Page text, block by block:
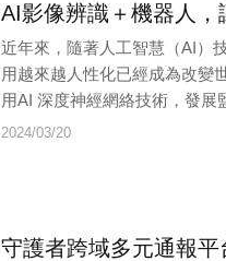
AI影像辨識＋機器人
近年來，隨著人工智慧（AI）
用越來越人性化已經成為改變
用AI 深度神經網絡技術，發展
2024/03/20
守護者跨域多元通報